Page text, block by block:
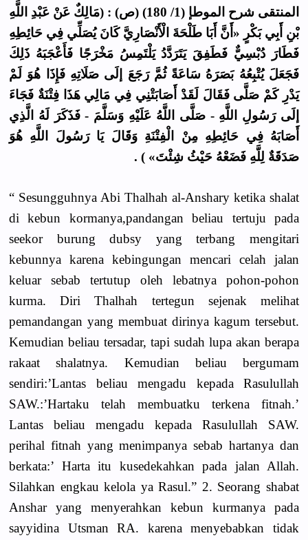
المنتقى شرح الموطإ (1/ 180) (ص) : (مَالِكٌ عَنْ عَبْدِ اللَّهِ
بْنِ أَبِي بَكْرٍ «أَنَّ أَبَا طَلْحَةَ الْأَنْصَارِيَّ كَانَ يُصَلِّي فِي حَائِطِهِ
فَطَارَ دُبْسِيٌّ فَطَفِقَ يَتَرَدَّدُ يَلْتَمِسُ مَخْرَجًا فَأَعْجَبَهُ ذَلِكَ
فَجَعَلَ يُتْبِعُهُ بَصَرَهُ سَاعَةً ثُمَّ رَجَعَ إلَى صَلَاتِهِ فَإِذَا هُوَ لَمْ
يَدْرِ كَمْ صَلَّى فَقَالَ لَقَدْ أَصَابَتْنِي فِي مَالِي هَذَا فِتْنَةٌ فَجَاءَ
إلَى رَسُولِ اللَّهِ - صَلَّى اللَّهُ عَلَيْهِ وَسَلَّمَ - فَذَكَرَ لَهُ الَّذِي
أَصَابَهُ فِي حَائِطِهِ مِنْ الْفِتْنَةِ وَقَالَ يَا رَسُولَ اللَّهِ هُوَ
صَدَقَةٌ لِلَّهِ فَضَعْهُ حَيْثُ شِئْتَ» ) .
“ Sesungguhnya Abi Thalhah al-Anshary ketika shalat
di kebun kormanya,pandangan beliau tertuju pada
seekor burung dubsy yang terbang mengitari
kebunnya karena kebingungan mencari celah jalan
keluar sebab tertutup oleh lebatnya pohon-pohon
kurma. Diri Thalhah tertegun sejenak melihat
pemandangan yang membuat dirinya kagum tersebut.
Kemudian beliau tersadar, tapi sudah lupa akan berapa
rakaat shalatnya. Kemudian beliau bergumam
sendiri:’Lantas beliau mengadu kepada Rasulullah
SAW.:’Hartaku telah membuatku terkena fitnah.’
Lantas beliau mengadu kepada Rasulullah SAW.
perihal fitnah yang menimpanya sebab hartanya dan
berkata:’ Harta itu kusedekahkan pada jalan Allah.
Silahkan engkau kelola ya Rasul.” 2. Seorang shabat
Anshar yang menyerahkan kebun kurmanya pada
sayyidina Utsman RA. karena menyebabkan tidak